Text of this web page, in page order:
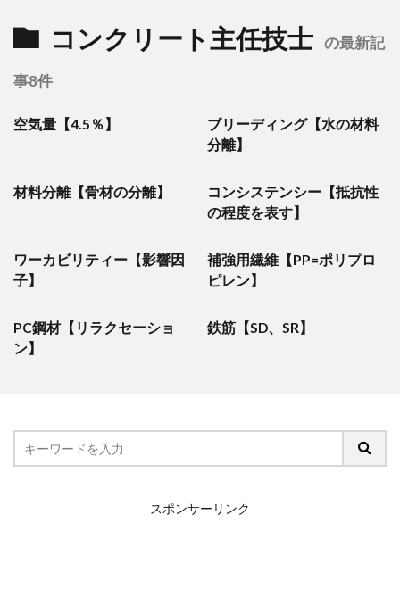
コンクリート主任技士 の最新記
事8件
空気量【4.5％】
ブリーディング【水の材料
分離】
材料分離【骨材の分離】
コンシステンシー【抵抗性
の程度を表す】
ワーカビリティー【影響因
子】
補強用繊維【PP=ポリプロ
ピレン】
PC鋼材【リラクセーショ
ン】
鉄筋【SD、SR】
スポンサーリンク